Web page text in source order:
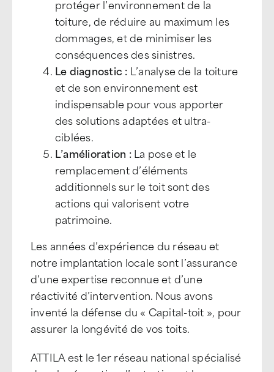
protéger l’environnement de la
toiture, de réduire au maximum les
dommages, et de minimiser les
conséquences des sinistres.
Le diagnostic : L’analyse de la toiture
et de son environnement est
indispensable pour vous apporter
des solutions adaptées et ultra-
ciblées.
L’amélioration :La pose et le
remplacement d’éléments
additionnels sur le toit sont des
actions qui valorisent votre
patrimoine.
Les années d’expérience du réseau et
notre implantation locale sont l’assurance
d’une expertise reconnue et d’une
réactivité d’intervention. Nous avons
inventé la défense du « Capital-toit », pour
assurer la longévité de vos toits.
ATTILA est le 1er réseau national spécialisé